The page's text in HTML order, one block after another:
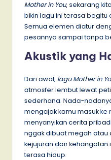
Mother in You, sekarang
bikin lagu ini terasa
Semua elemen diatur
pesannya sampai tanpa
Akustik yang
Dari awal, lagu Mother in
atmosfer lembut lewat
sederhana. Nada-
mengajak kamu masuk ke
menyanyikan cerita
nggak dibuat megah atau
kejujuran dan kehangatan
terasa hidup.